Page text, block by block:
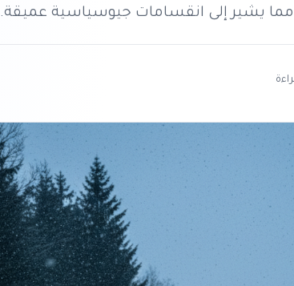
مما يشير إلى انقسامات جيوسياسية عميقة.